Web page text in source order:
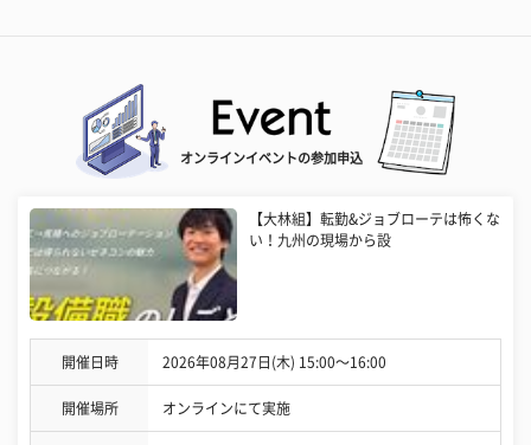
オンラインイベントの参加申込
【大林組】転勤&ジョブローテは怖くな
い！九州の現場から設
開催日時 2026年08月27日(木) 15:00〜16:00
開催場所 オンラインにて実施